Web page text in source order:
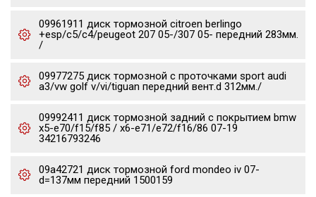
09961911 диск тормозной citroen berlingo
+esp/c5/c4/peugeot 207 05-/307 05- передний 283мм.
/
09977275 диск тормозной c проточками sport audi
a3/vw golf v/vi/tiguan передний вент.d 312мм./
09992411 диск тормозной задний с покрытием bmw
x5-e70/f15/f85 / x6-e71/e72/f16/86 07-19
34216793246
09a42721 диск тормозной ford mondeo iv 07-
d=137мм передний 1500159